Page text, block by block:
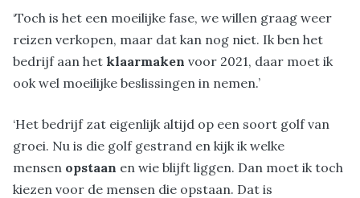
‘Toch is het een moeilijke fase, we willen graag weer
reizen verkopen, maar dat kan nog niet. Ik ben het
bedrijf aan het klaarmaken voor 2021, daar moet ik
ook wel moeilijke beslissingen in nemen.’
‘Het bedrijf zat eigenlijk altijd op een soort golf van
groei. Nu is die golf gestrand en kijk ik welke
mensen opstaan en wie blijft liggen. Dan moet ik toch
kiezen voor de mensen die opstaan. Dat is